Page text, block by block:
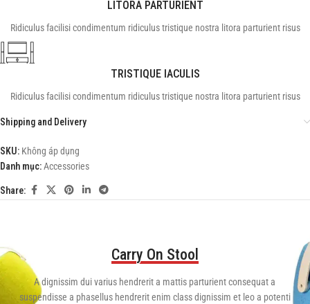
LITORA PARTURIENT
Ridiculus facilisi condimentum ridiculus tristique nostra litora parturient risus
TRISTIQUE IACULIS
Ridiculus facilisi condimentum ridiculus tristique nostra litora parturient risus
Shipping and Delivery
SKU: Không áp dụng
Danh mục:Accessories
Share:
Carry On Stool
A dignissim dui varius hendrerit a mattis parturient consequat a
suspendisse a phasellus hendrerit enim class dignissim et leo a potenti